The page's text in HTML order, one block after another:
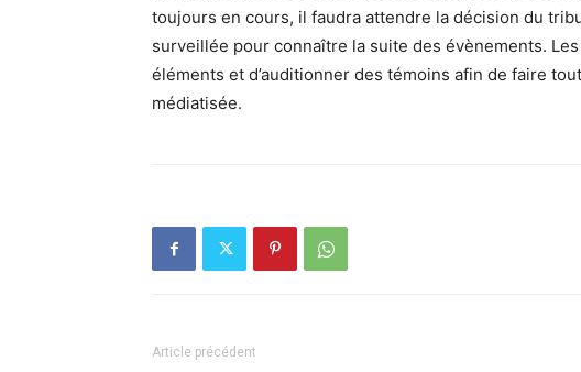
toujours en cours, il faudra attendre la décision du
surveillée pour connaître la suite des évènements.
éléments et d’auditionner des témoins afin de faire
médiatisée.
Article précédent